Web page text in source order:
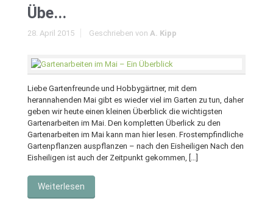
Übe...
28. April 2015 Geschrieben von A. Kipp
Liebe Gartenfreunde und Hobbygärtner, mit dem
herannahenden Mai gibt es wieder viel im Garten zu tun, daher
geben wir heute einen kleinen Überblick die wichtigsten
Gartenarbeiten im Mai. Den kompletten Überlick zu den
Gartenarbeiten im Mai kann man hier lesen. Frostempfindliche
Gartenpflanzen auspflanzen – nach den Eisheiligen Nach den
Eisheiligen ist auch der Zeitpunkt gekommen, […]
Weiterlesen